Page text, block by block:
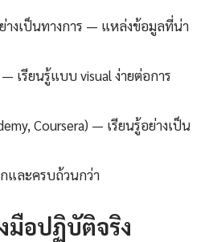
างเป็นทางการ — แหล่งข้อมูลที่น่า
เรียนรู้แบบ visual ง่ายต่อการ
Coursera) — เรียนรู้อย่างเป็น
และครบถ้วนกว่า
มือปฏิบัติจริง